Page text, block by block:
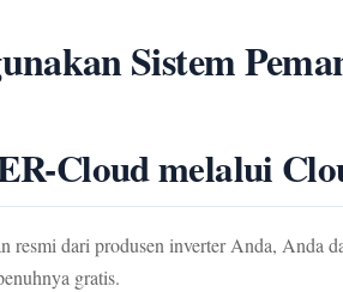
Sistem
Cloud melalui
resmi dari produsen inverter Anda, Anda
gratis.